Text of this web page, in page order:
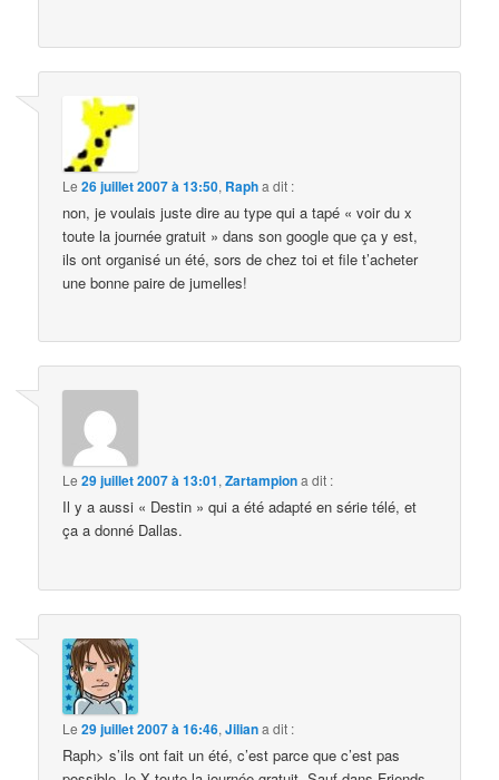
Le26 juillet 2007 à 13:50, Rapha dit :
non, je voulais juste dire au type qui a tapé « voir du x
toute la journée gratuit » dans son google que ça y est,
ils ont organisé un été, sors de chez toi et file t’acheter
une bonne paire de jumelles!
Le29 juillet 2007 à 13:01,Zartampiona dit :
Il y a aussi « Destin » qui a été adapté en série télé, et
ça a donné Dallas.
Le29 juillet 2007 à 16:46,Jiliana dit :
Raph> s’ils ont fait un été, c’est parce que c’est pas